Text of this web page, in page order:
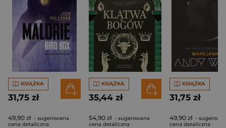
KSIĄŻKA
31,75 zł
49,90 zł - sugerowana
cena detaliczna
KSIĄŻKA
35,44 zł
54,90 zł - sugerowana
cena detaliczna
KSIĄŻKA
31,75 zł
49,90 zł -
cena detaliczna